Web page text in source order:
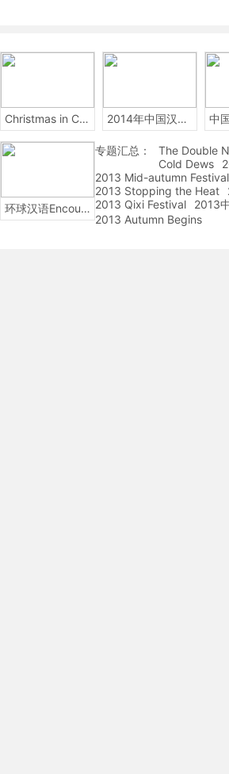
Christmas in China 2014年中国汉字听写大会
环球汉语Encounters
专题汇总：
The Double
Cold Dews
2013 Mid-autumn Festival
2013 Stopping the Heat
2013 Qixi Festival
2013
2013 Autumn Begins